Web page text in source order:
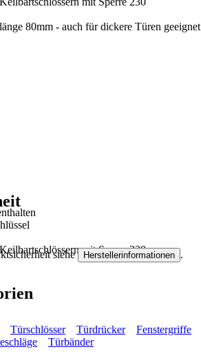
80mm - auch für dickere Türen geeignet
mit Sperre 230
siehe Herstellerinformationen .
Türschlösser Türdrücker
Fenstergriffe
Türbänder